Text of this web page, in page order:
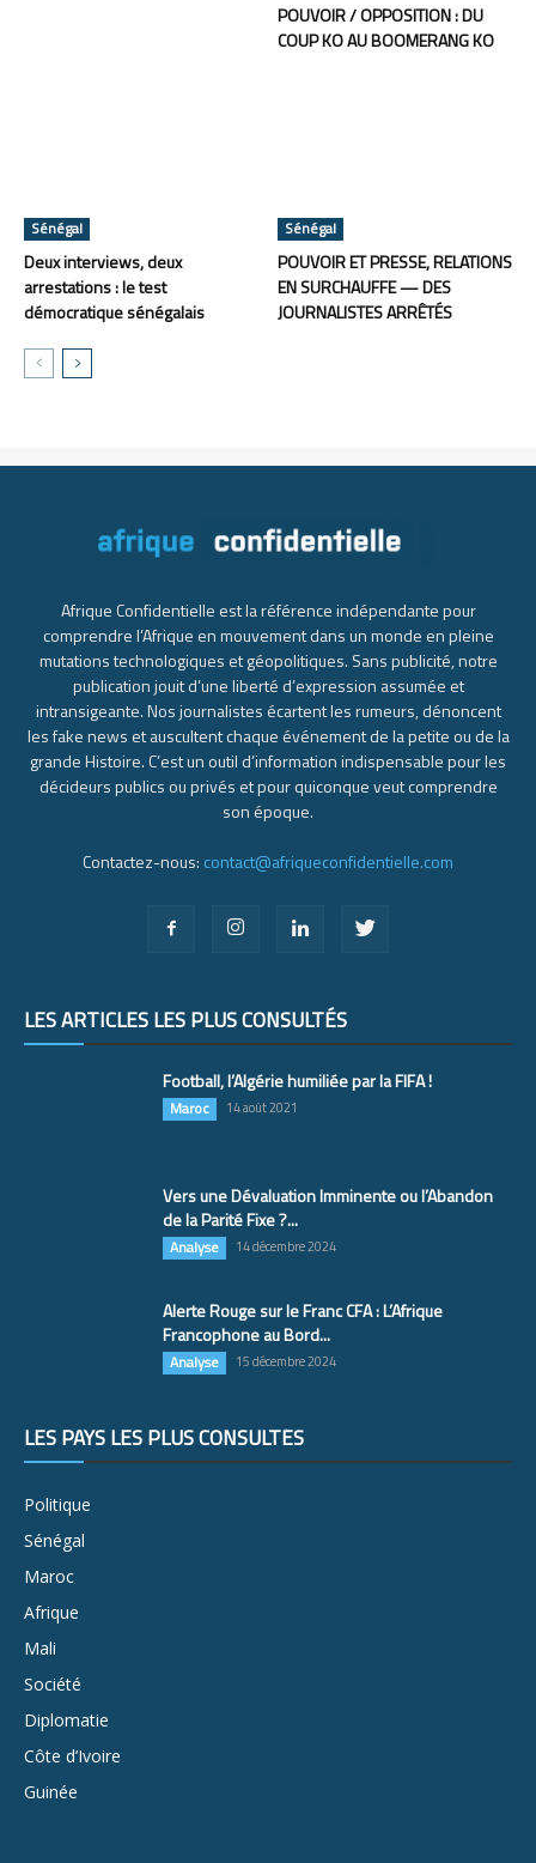
POUVOIR / OPPOSITION : DU
COUP KO AU BOOMERANG KO
Sénégal
Deux interviews, deux
arrestations : le test
démocratique sénégalais
Sénégal
POUVOIR ET PRESSE, RELATIONS
EN SURCHAUFFE — DES
JOURNALISTES ARRÊTÉS
Afrique Confidentielle est la référence indépendante pour
comprendre l’Afrique en mouvement dans un monde en pleine
mutations technologiques et géopolitiques. Sans publicité, notre
publication jouit d’une liberté d’expression assumée et
intransigeante. Nos journalistes écartent les rumeurs, dénoncent
les fake news et auscultent chaque événement de la petite ou de la
grande Histoire. C’est un outil d’information indispensable pour les
décideurs publics ou privés et pour quiconque veut comprendre
son époque.
Contactez-nous: contact@afriqueconfidentielle.com
LES ARTICLES LES PLUS CONSULTÉS
Football, l’Algérie humiliée par la FIFA !
Maroc 14 août 2021
Vers une Dévaluation Imminente ou l’Abandon
de la Parité Fixe ?...
Analyse 14 décembre 2024
Alerte Rouge sur le Franc CFA : L’Afrique
Francophone au Bord...
Analyse 15 décembre 2024
LES PAYS LES PLUS CONSULTÉS
Politique
Sénégal
Maroc
Afrique
Mali
Société
Diplomatie
Côte d’Ivoire
Guinée